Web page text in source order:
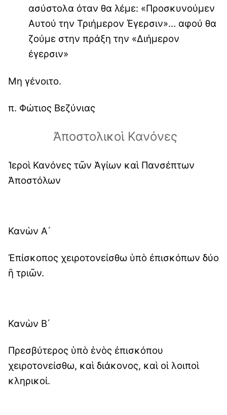
ασύστολα όταν θα λέμε: «Προσκυνούμεν
Αυτού την Τριήμερον Έγερσιν»… αφού θα
ζούμε στην πράξη την «Διήμερον
έγερσιν»
Μη γένοιτο.
π. Φώτιος Βεζύνιας
Ἀποστολικοὶ Κανόνες
Ἱεροὶ Κανόνες τῶν Ἁγίων καὶ Πανσέπτων
Ἀποστόλων
Κανὼν Α´
Ἐπίσκοπος χειροτονείσθω ὑπὸ ἐπισκόπων δύο
ἢ τριῶν.
Κανὼν B´
Πρεσβύτερος ὑπὸ ἑνὸς ἐπισκόπου
χειροτονείσθω, καὶ διάκονος, καὶ οἱ λοιποὶ
κληρικοί.